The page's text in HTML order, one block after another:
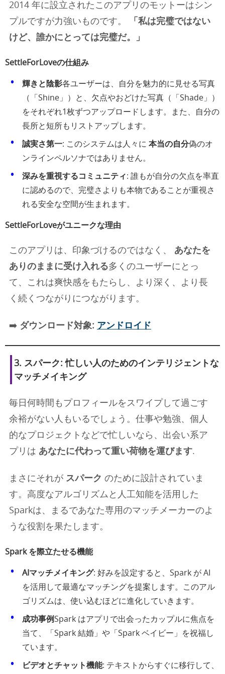
2014 年に設立されたこのアプリのモットーはシン
プルですが力強いものです。
「私は完璧ではない
けど、誰かにとっては完璧だ。」
SettleForLoveの仕組み
輝きと陰影各ユーザーは、自分を魅力的に見せる写真
（「Shine」）と、欠点やおどけた写真（「Shade」）
をそれぞれ1枚ずつアップロードします。また、自分の
長所と短所もリストアップします。
誠実さ第一: このシステムは人々に 本当の自分偽のオ
ンラインペルソナではありません。
深みを重視するコミュニティ: 誰もが自分の欠点を率直
に認めるので、完璧さよりも本物であることが重視さ
れる安全な空間が生まれます。
SettleForLoveがユニークな理由
このアプリは、印象づけるのではなく、 あなたを
ありのままに受け入れる多くのユーザーにとっ
て、これは爽快感をもたらし、より深く、より長
く続くつながりにつながります。
➡️ ダウンロード対象: アンドロイド
3. スパーク: 忙しい人のためのインテリジェントな
マッチメイキング
毎日何時間もプロフィールをスワイプして過ごす
余裕がない人もいるでしょう。仕事や勉強、個人
的なプロジェクトなどで忙しいなら、出会い系ア
プリは あなたに代わって重い荷物を運びます.
まさにそれが スパーク のために設計されていま
す。高度なアルゴリズムと人工知能を活用した
Sparkは、まるであなた専用のマッチメーカーのよ
うな役割を果たします。
Spark を際立たせる機能
AIマッチメイキング: 好みを設定すると、Spark が AI
を活用して最適なマッチングを提案します。このアル
ゴリズムは、使い込むほどに進化していきます。
成功事例Spark はアプリで出会ったカップルに焦点を
当て、「Spark 結婚」や「Spark ベイビー」を祝福し
ています。
ビデオとチャット機能: テキストからすぐに移行して、